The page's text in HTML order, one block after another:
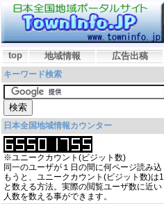
top 地域情報 広告出稿
キーワード検索
日本全国地域情報カウンター
※ユニークカウント(ビジット数)
同一のユーザが１日の間に何ページ読み込
もうと、ユニークカウント(ビジット数)は1
と数える方法。実際の閲覧ユーザ数に近い
人数を数える事ができます。